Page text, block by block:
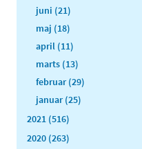
juni (21)
maj (18)
april (11)
marts (13)
februar (29)
januar (25)
2021 (516)
2020 (263)